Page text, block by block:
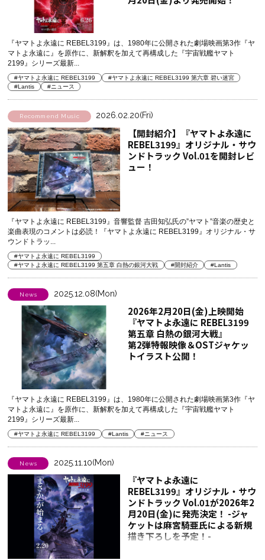
『ヤマトよ永遠に REBEL3199』は、1980年に公開された劇場映画第3作『ヤ
マトよ永遠に』を原作に、新解釈を加えて再構成した『宇宙戦艦ヤマト
2199』シリーズ最新...
#ヤマトよ永遠に REBEL3199
#ヤマトよ永遠に REBEL3199 第六章 碧い迷宮
#Lantis
#ニュース
Recommend Music 2026.02.20(Fri)
【開封紹介】『ヤマトよ永遠に
REBEL3199』オリジナル・サウ
ンドトラック Vol.01を開封レビ
ュー！
『ヤマトよ永遠に REBEL3199』音響監督 吉田知弘氏の”ヤマト”音楽の歴史と
楽曲表現のコメントは必読！『ヤマトよ永遠に REBEL3199』オリジナル・サ
ウンドトラッ...
#ヤマトよ永遠に REBEL3199
#ヤマトよ永遠に REBEL3199 第五章 白熱の銀河大戦
#開封紹介 #Lantis
News 2025.12.08(Mon)
2026年2月20日(金)上映開始
『ヤマトよ永遠に REBEL3199
第五章 白熱の銀河大戦』
第2弾特報映像＆OSTジャケッ
トイラスト公開！
『ヤマトよ永遠に REBEL3199』は、1980年に公開された劇場映画第3作『ヤ
マトよ永遠に』を原作に、新解釈を加えて再構成した『宇宙戦艦ヤマト
2199』シリーズ最新...
#ヤマトよ永遠に REBEL3199 #Lantis #ニュース
News 2025.11.10(Mon)
『ヤマトよ永遠に
REBEL3199』オリジナル・サウ
ンドトラック Vol.01が2026年2
月20日(金)に発売決定！ -ジャ
ケットは麻宮騎亜氏による新規
描き下ろしを予定！-